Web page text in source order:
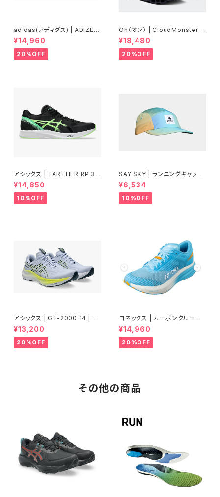
adidas(アディダス) | ADIZER
OBOSTON13 | Core White
/ Silver Metallic / Bliss Pin
k | Women
¥14,960
20%OFF
On（オン） | CloudMonster V
oid | Black/Black | Men
¥18,480
20%OFF
アシックス | TARTHER RP 3 |
BLACK/ILLUMINATE GREEN
| Men
¥14,850
10%OFF
SAY SKY | ランニングキャップ
Drip Dye Combat Cap 101 |
Blue Aop | ユニセックス
¥6,534
10%OFF
アシックス | GT-2000 14 | BL
UE FADE/TRANQUIL TEAL |
Men
¥13,200
20%OFF
ヨネックス | カーボンクルーズ
エアラス | セルリアンブルー |
Women
¥14,960
20%OFF
その他の商品